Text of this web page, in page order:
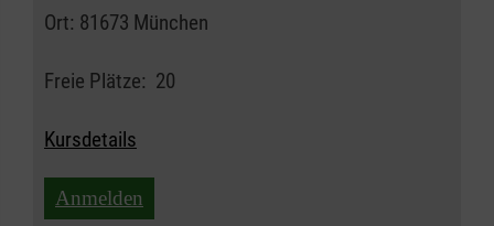
Ort: 81673 München
Freie Plätze: 20
Kursdetails
Anmelden